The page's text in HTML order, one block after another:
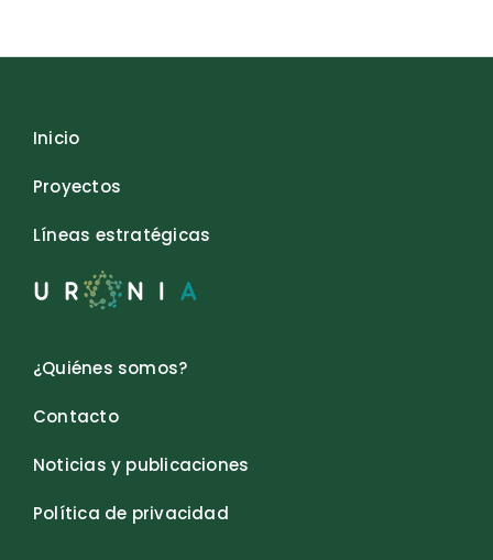
Inicio
Proyectos
Líneas estratégicas
¿Quiénes somos?
Contacto
Noticias y publicaciones
Política de privacidad